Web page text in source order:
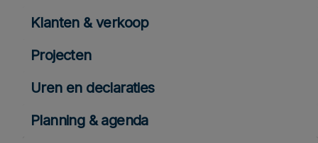
Klanten & verkoop
Projecten
Uren en declaraties
Planning & agenda